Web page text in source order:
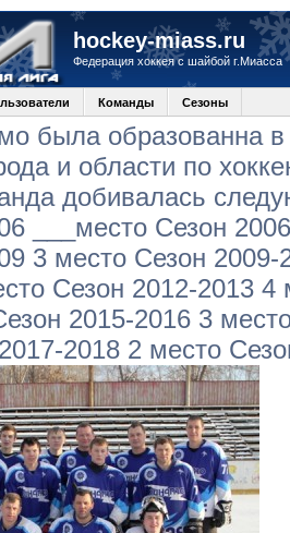
hockey-miass.ru
Федерация хоккея с шайбой г.Миасса
Команды Сезоны
была образованна
и области по
добивалась
___место Сезон
3 место Сезон
Сезон 2012-2013
2015-2016 3
2018 2 место